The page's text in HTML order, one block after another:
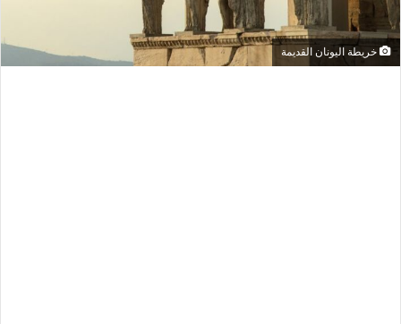
خريطة اليونان القديمة